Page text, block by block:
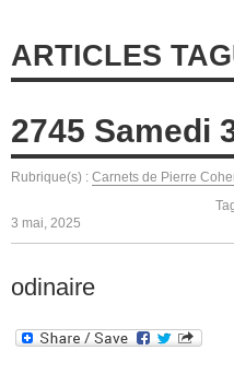
ARTICLES
2745 Samedi
Rubrique(s) : Carnets de Pierre
3 mai, 2025
odinaire